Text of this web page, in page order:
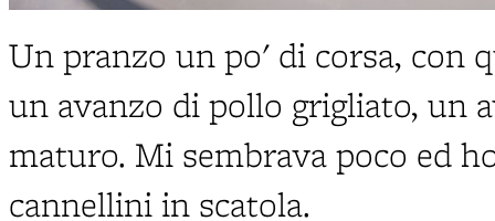
Un pranzo un po' di corsa, con
un avanzo di pollo grigliato, un
maturo. Mi sembrava poco ed
cannellini in scatola.